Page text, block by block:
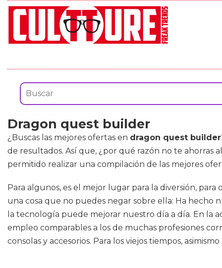
Dragon quest builder
¿Buscas las mejores ofertas en dragon quest builder
de resultados. Así que, ¿por qué razón no te ahorras
permitido realizar una compilación de las mejores
Para algunos, es el mejor lugar para la diversión,
una cosa que no puedes negar sobre ella: Ha hecho
la tecnología puede mejorar nuestro día a día. En la
empleo comparables a los de muchas profesiones
consolas y accesorios. Para los viejos tiempos,